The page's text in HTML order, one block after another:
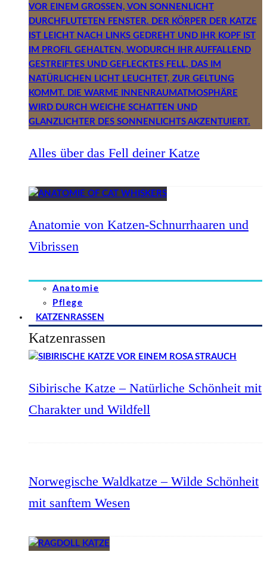
Alles über das Fell deiner Katze
Anatomie von Katzen-Schnurrhaaren und
Vibrissen
Anatomie
Pflege
KATZENRASSEN
Katzenrassen
Sibirische Katze – Natürliche Schönheit mit
Charakter und Wildfell
Norwegische Waldkatze – Wilde Schönheit
mit sanftem Wesen